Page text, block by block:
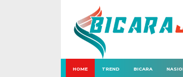
HOME TREND BICARA